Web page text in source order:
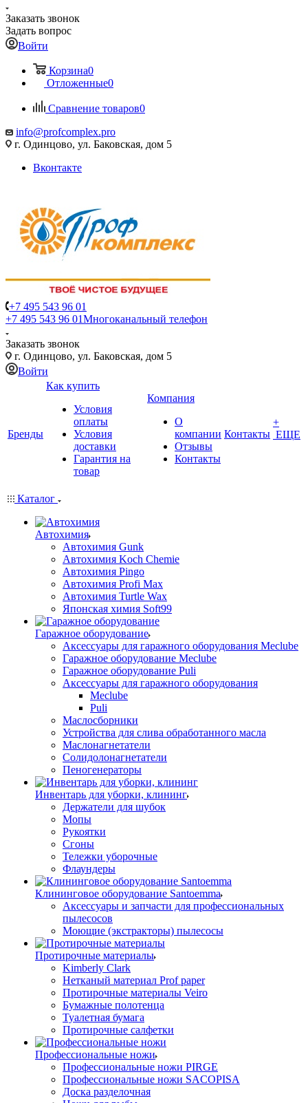
Заказать звонок
Задать вопрос
Войти
Корзина0
Отложенные0
Сравнение товаров0
info@profcomplex.pro
г. Одинцово, ул. Баковская, дом 5
Вконтакте
+7 495 543 96 01
+7 495 543 96 01Многоканальный телефон
Заказать звонок
г. Одинцово, ул. Баковская, дом 5
Войти
Бренды
Как купить
Условия
оплаты
Условия
доставки
Гарантия на
товар
Компания
О
компании
Отзывы
Контакты
Контакты
+
ЕЩЕ
Каталог
Автохимия
Автохимия Gunk
Автохимия Koch Chemie
Автохимия Pingo
Автохимия Profi Max
Автохимия Turtle Wax
Японская химия Soft99
Гаражное оборудование
Аксессуары для гаражного оборудования Meclube
Гаражное оборудование Meclube
Гаражное оборудование Puli
Аксессуары для гаражного оборудования
Meclube
Puli
Маслосборники
Устройства для слива обработанного масла
Маслонагнетатели
Солидолонагнетатели
Пеногенераторы
Инвентарь для уборки, клининг
Держатели для шубок
Мопы
Рукоятки
Сгоны
Тележки уборочные
Флаундеры
Клининговое оборудование Santoemma
Аксессуары и запчасти для профессиональных
пылесосов
Моющие (экстракторы) пылесосы
Протирочные материалы
Kimberly Clark
Нетканый материал Prof paper
Протирочные материалы Veiro
Бумажные полотенца
Туалетная бумага
Протирочные салфетки
Профессиональные ножи
Профессиональные ножи PIRGE
Профессиональные ножи SACOPISA
Доска разделочная